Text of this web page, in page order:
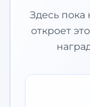
Здесь пока
откроет